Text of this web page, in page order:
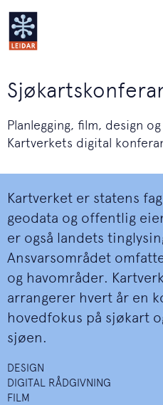
Leidar
Planlegging, film, design
Kartverkets digital
Kartverket er statens
geodata og offentlig
er også landets
Ansvarsområdet
og havområder.
arrangerer hvert år en
hovedfokus på sjøkart
sjøen.
DESIGN
DIGITAL RÅDGIVNING
FILM